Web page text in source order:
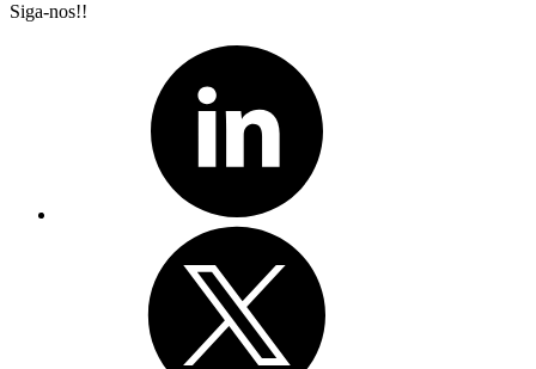
Siga-nos!!